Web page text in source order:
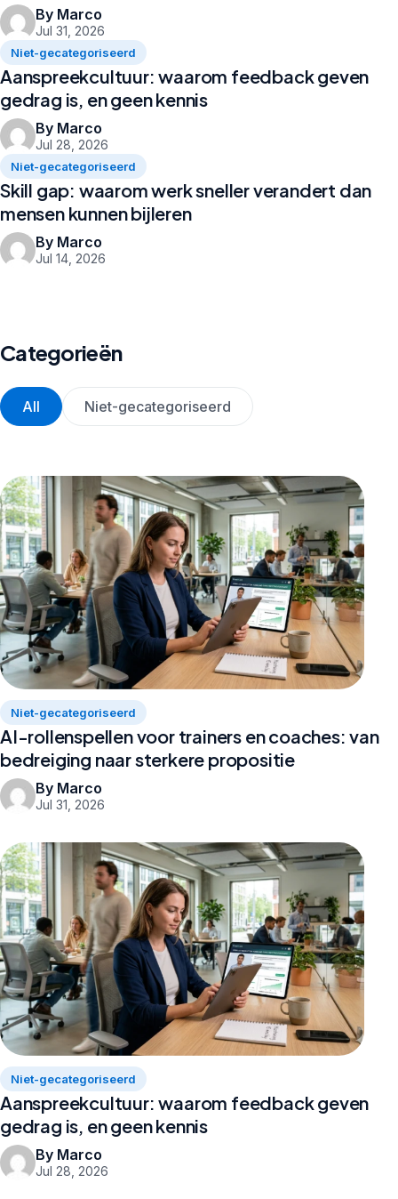
By Marco
Jul 31, 2026
Niet-gecategoriseerd
Aanspreekcultuur: waarom feedback geven
gedrag is, en geen kennis
By Marco
Jul 28, 2026
Niet-gecategoriseerd
Skill gap: waarom werk sneller verandert dan
mensen kunnen bijleren
By Marco
Jul 14, 2026
Categorieën
All Niet-gecategoriseerd
Niet-gecategoriseerd
AI-rollenspellen voor trainers en coaches: van
bedreiging naar sterkere propositie
By Marco
Jul 31, 2026
Niet-gecategoriseerd
Aanspreekcultuur: waarom feedback geven
gedrag is, en geen kennis
By Marco
Jul 28, 2026